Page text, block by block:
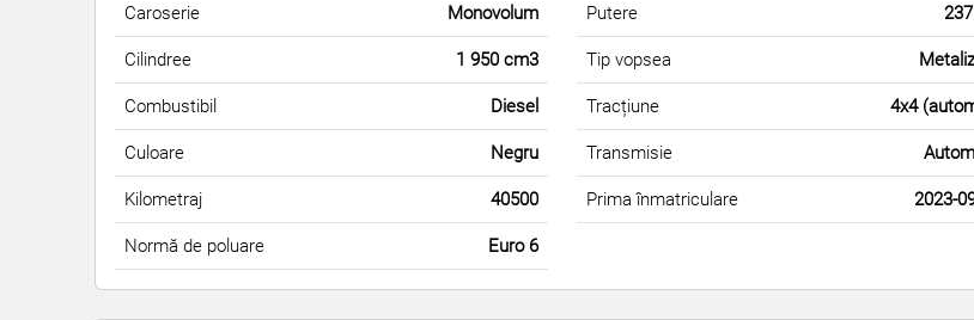
Caroserie Monovolum
Cilindree 1 950 cm3
Combustibil Diesel
Culoare Negru
Kilometraj 40500
Normă de poluare Euro 6
Putere
Tip vopsea
Tracțiune 4x4
Transmisie
Prima înmatriculare 2023-